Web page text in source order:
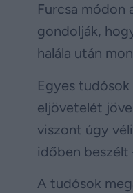
Furcsa módon
gondolják,
halála után
Egyes
eljövetelét
viszont úgy
időben beszélt
A tudósok